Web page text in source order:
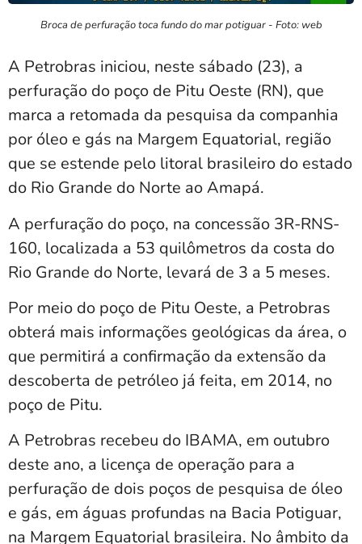
Broca de perfuração toca fundo do mar potiguar - Foto: web
A Petrobras iniciou, neste sábado (23), a
perfuração do poço de Pitu Oeste (RN), que
marca a retomada da pesquisa da companhia
por óleo e gás na Margem Equatorial, região
que se estende pelo litoral brasileiro do estado
do Rio Grande do Norte ao Amapá.
A perfuração do poço, na concessão 3R-RNS-
160, localizada a 53 quilômetros da costa do
Rio Grande do Norte, levará de 3 a 5 meses.
Por meio do poço de Pitu Oeste, a Petrobras
obterá mais informações geológicas da área, o
que permitirá a confirmação da extensão da
descoberta de petróleo já feita, em 2014, no
poço de Pitu.
A Petrobras recebeu do IBAMA, em outubro
deste ano, a licença de operação para a
perfuração de dois poços de pesquisa de óleo
e gás, em águas profundas na Bacia Potiguar,
na Margem Equatorial brasileira. No âmbito da